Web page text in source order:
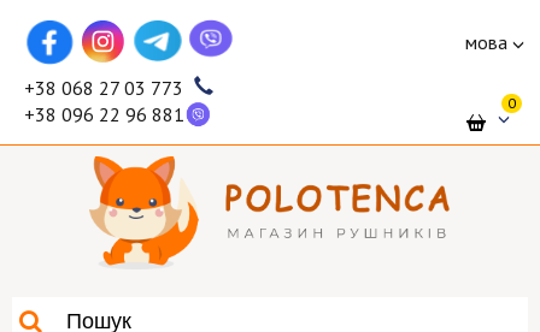
мова
+38 068 27 03 773
+38 096 22 96 881
0